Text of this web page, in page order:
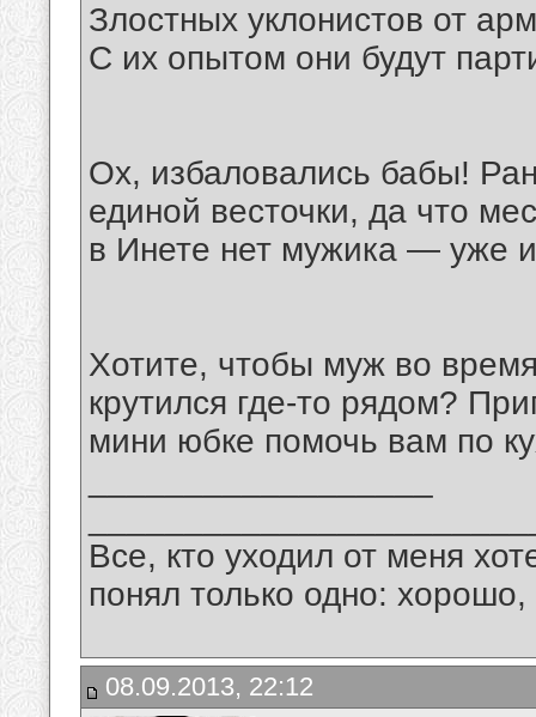
Злостных уклонистов от
С их опытом они будут
Ох, избаловались бабы!
единой весточки, да что
в Инете нет мужика — уже
Хотите, чтобы муж во
крутился где-то рядом?
мини юбке помочь вам по
Все, кто уходил от меня
понял только одно:
08.09.2013, 22:12